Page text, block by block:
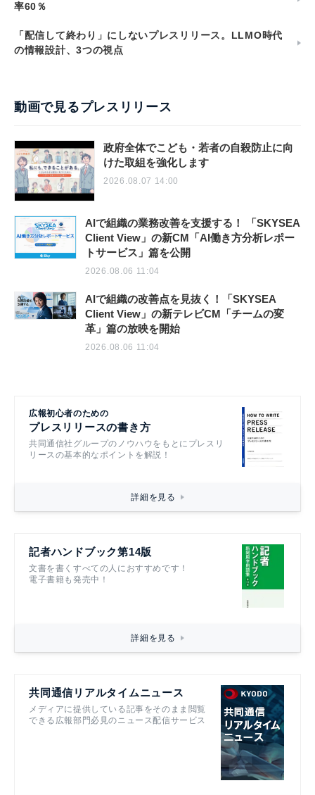
率60％
「配信して終わり」にしないプレスリリース。LLMO時代
の情報設計、3つの視点
動画で見るプレスリリース
政府全体でこども・若者の自殺防止に向
けた取組を強化します
2026.08.07 14:00
AIで組織の業務改善を支援する！ 「SKYSEA
Client View」の新CM「AI働き方分析レポー
トサービス」篇を公開
2026.08.06 11:04
AIで組織の改善点を見抜く！「SKYSEA
Client View」の新テレビCM「チームの変
革」篇の放映を開始
2026.08.06 11:04
広報初心者のための
プレスリリースの書き方
共同通信社グループのノウハウをもとにプレスリ
リースの基本的なポイントを解説！
詳細を見る
記者ハンドブック第14版
文書を書くすべての人におすすめです！
電子書籍も発売中！
詳細を見る
共同通信リアルタイムニュース
メディアに提供している記事をそのまま閲覧
できる広報部門必見のニュース配信サービス